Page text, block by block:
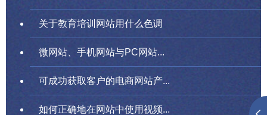
关于教育培训网站用什么色调
微网站、手机网站与PC网站...
可成功获取客户的电商网站产...
如何正确地在网站中使用视频...